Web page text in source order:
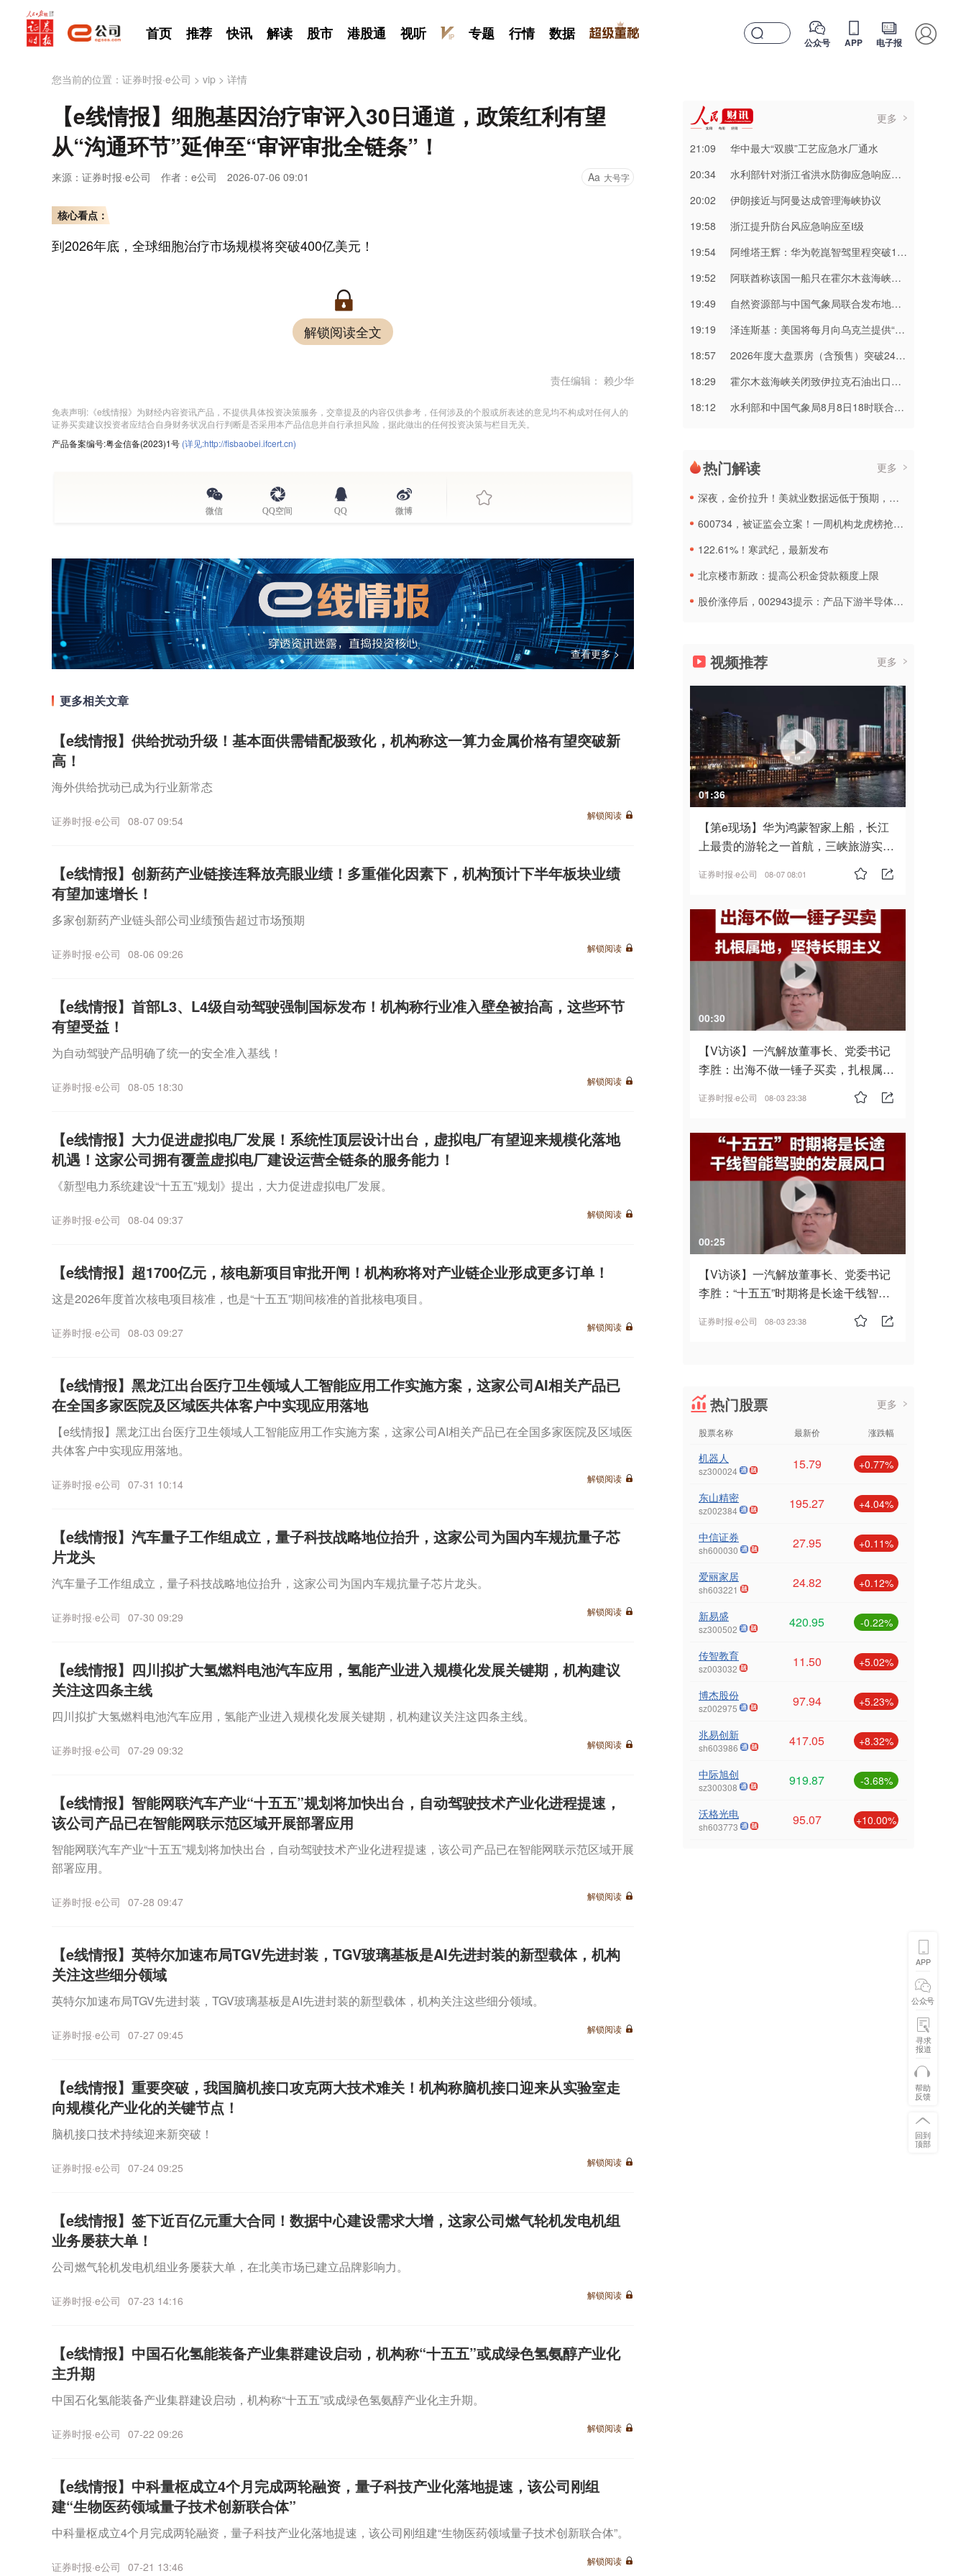
首页 推荐 快讯 解读 股市 港股通 视听 专题 行情 数据 公众号 APP 电子报
您当前的位置： 证券时报·e公司 > vip > 详情
【e线情报】细胞基因治疗审评入30日通道，政策红利有望
从“沟通环节”延伸至“审评审批全链条”！
来源：证券时报·e公司 作者：e公司 2026-07-06 09:01 Aa 大号字
核心看点：
到2026年底，全球细胞治疗市场规模将突破400亿美元！
解锁阅读全文
责任编辑： 赖少华
免表声明:《e线情报》为财经内容资讯产品，不提供具体投资决策服务，交章提及的内容仅供参考，任何涉及的个股或所表述的意见均不构成对任何人的
证券买卖建议投资者应结合自身财务状况自行判断是否采用本产品信息并自行承担风险，据此做出的任何投资决策与栏目无关。
产品备案编号:粤金信备(2023)1号 (详见:http://fisbaobei.ifcert.cn)
微信 QQ空间 QQ 微博
查看更多 >
更多相关文章
【e线情报】供给扰动升级！基本面供需错配极致化，机构称这一算力金属价格有望突破新
高！
海外供给扰动已成为行业新常态
证券时报·e公司 08-07 09:54 解锁阅读
【e线情报】创新药产业链接连释放亮眼业绩！多重催化因素下，机构预计下半年板块业绩
有望加速增长！
多家创新药产业链头部公司业绩预告超过市场预期
证券时报·e公司 08-06 09:26 解锁阅读
【e线情报】首部L3、L4级自动驾驶强制国标发布！机构称行业准入壁垒被抬高，这些环节
有望受益！
为自动驾驶产品明确了统一的安全准入基线！
证券时报·e公司 08-05 18:30 解锁阅读
【e线情报】大力促进虚拟电厂发展！系统性顶层设计出台，虚拟电厂有望迎来规模化落地
机遇！这家公司拥有覆盖虚拟电厂建设运营全链条的服务能力！
《新型电力系统建设“十五五”规划》提出，大力促进虚拟电厂发展。
证券时报·e公司 08-04 09:37 解锁阅读
【e线情报】超1700亿元，核电新项目审批开闸！机构称将对产业链企业形成更多订单！
这是2026年度首次核电项目核准，也是“十五五”期间核准的首批核电项目。
证券时报·e公司 08-03 09:27 解锁阅读
【e线情报】黑龙江出台医疗卫生领域人工智能应用工作实施方案，这家公司AI相关产品已
在全国多家医院及区域医共体客户中实现应用落地
【e线情报】黑龙江出台医疗卫生领域人工智能应用工作实施方案，这家公司AI相关产品已在全国多家医院及区域医
共体客户中实现应用落地。
证券时报·e公司 07-31 10:14 解锁阅读
【e线情报】汽车量子工作组成立，量子科技战略地位抬升，这家公司为国内车规抗量子芯
片龙头
汽车量子工作组成立，量子科技战略地位抬升，这家公司为国内车规抗量子芯片龙头。
证券时报·e公司 07-30 09:29 解锁阅读
【e线情报】四川拟扩大氢燃料电池汽车应用，氢能产业进入规模化发展关键期，机构建议
关注这四条主线
四川拟扩大氢燃料电池汽车应用，氢能产业进入规模化发展关键期，机构建议关注这四条主线。
证券时报·e公司 07-29 09:32 解锁阅读
【e线情报】智能网联汽车产业“十五五”规划将加快出台，自动驾驶技术产业化进程提速，
该公司产品已在智能网联示范区域开展部署应用
智能网联汽车产业“十五五”规划将加快出台，自动驾驶技术产业化进程提速，该公司产品已在智能网联示范区域开展
部署应用。
证券时报·e公司 07-28 09:47 解锁阅读
【e线情报】英特尔加速布局TGV先进封装，TGV玻璃基板是AI先进封装的新型载体，机构
关注这些细分领域
英特尔加速布局TGV先进封装，TGV玻璃基板是AI先进封装的新型载体，机构关注这些细分领域。
证券时报·e公司 07-27 09:45 解锁阅读
【e线情报】重要突破，我国脑机接口攻克两大技术难关！机构称脑机接口迎来从实验室走
向规模化产业化的关键节点！
脑机接口技术持续迎来新突破！
证券时报·e公司 07-24 09:25 解锁阅读
【e线情报】签下近百亿元重大合同！数据中心建设需求大增，这家公司燃气轮机发电机组
业务屡获大单！
公司燃气轮机发电机组业务屡获大单，在北美市场已建立品牌影响力。
证券时报·e公司 07-23 14:16 解锁阅读
【e线情报】中国石化氢能装备产业集群建设启动，机构称“十五五”或成绿色氢氨醇产业化
主升期
中国石化氢能装备产业集群建设启动，机构称“十五五”或成绿色氢氨醇产业化主升期。
证券时报·e公司 07-22 09:26 解锁阅读
【e线情报】中科量枢成立4个月完成两轮融资，量子科技产业化落地提速，该公司刚组
建“生物医药领域量子技术创新联合体”
中科量枢成立4个月完成两轮融资，量子科技产业化落地提速，该公司刚组建“生物医药领域量子技术创新联合体”。
证券时报·e公司 07-21 13:46 解锁阅读
更多
21:09
华中最大“双膜”工艺应急水厂通水
20:34
水利部针对浙江省洪水防御应急响应提升至Ⅲ级
20:02
伊朗接近与阿曼达成管理海峡协议
19:58
浙江提升防台风应急响应至Ⅰ级
19:54
阿维塔王辉：华为乾崑智驾里程突破137亿公里
19:52
阿联酋称该国一船只在霍尔木兹海峡遭袭
19:49
自然资源部与中国气象局联合发布地质灾害橙色预警
19:19
泽连斯基：美国将每月向乌克兰提供“爱国者”拦截导弹
18:57
2026年度大盘票房（含预售）突破240亿元
18:29
霍尔木兹海峡关闭致伊拉克石油出口骤降75%
18:12
水利部和中国气象局8月8日18时联合发布红色山洪灾害气象预警
热门解读 更多
深夜，金价拉升！美就业数据远低于预期，加息或生变
600734，被证监会立案！一周机构龙虎榜抢筹名单出炉
122.61%！寒武纪，最新发布
北京楼市新政：提高公积金贷款额度上限
股价涨停后，002943提示：产品下游半导体行业应用占比不超过5%！
视频推荐 更多
01:36
【第e现场】华为鸿蒙智家上船，长江
上最贵的游轮之一首航，三峡旅游实
证券时报·e公司 08-07 08:01
00:30
【V访谈】一汽解放董事长、党委书记
李胜：出海不做一锤子买卖，扎根属
证券时报·e公司 08-03 23:38
00:25
【V访谈】一汽解放董事长、党委书记
李胜：“十五五”时期将是长途干线智能
证券时报·e公司 08-03 23:38
热门股票 更多
股票名称 最新价 涨跌幅
机器人
sz300024 15.79 +0.77%
东山精密
sz002384 195.27 +4.04%
中信证券
sh600030 27.95 +0.11%
爱丽家居
sh603221 24.82 +0.12%
新易盛
sz300502 420.95 -0.22%
传智教育
sz003032 11.50 +5.02%
博杰股份
sz002975 97.94 +5.23%
兆易创新
sh603986 417.05 +8.32%
中际旭创
sz300308 919.87 -3.68%
沃格光电
sh603773 95.07 +10.00%
APP
公众号
寻求
报道
帮助
反馈
回到
顶部